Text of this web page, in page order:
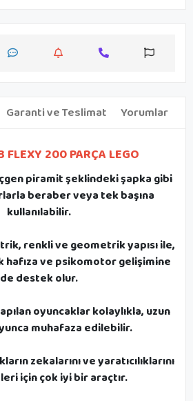
Garanti ve Teslimat Yorumlar
FLEXY 200 PARÇA LEGO
piramit şeklindeki şapka gibi
beraber veya tek başına
kullanılabilir.
renkli ve geometrik yapısı ile,
hafıza ve psikomotor gelişimine
de destek olur.
oyuncaklar kolaylıkla, uzun
muhafaza edilebilir.
zekalarını ve yaratıcılıklarını
için çok iyi bir araçtır.